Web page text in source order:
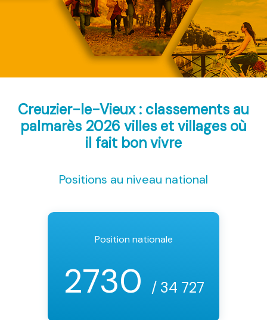
Creuzier-le-Vieux : classements au
palmarès 2026 villes et villages où
il fait bon vivre
Positions au niveau national
Position nationale
2730 / 34 727